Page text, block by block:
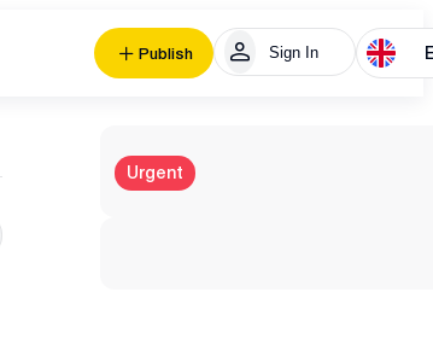
Publish Sign In
Urgent